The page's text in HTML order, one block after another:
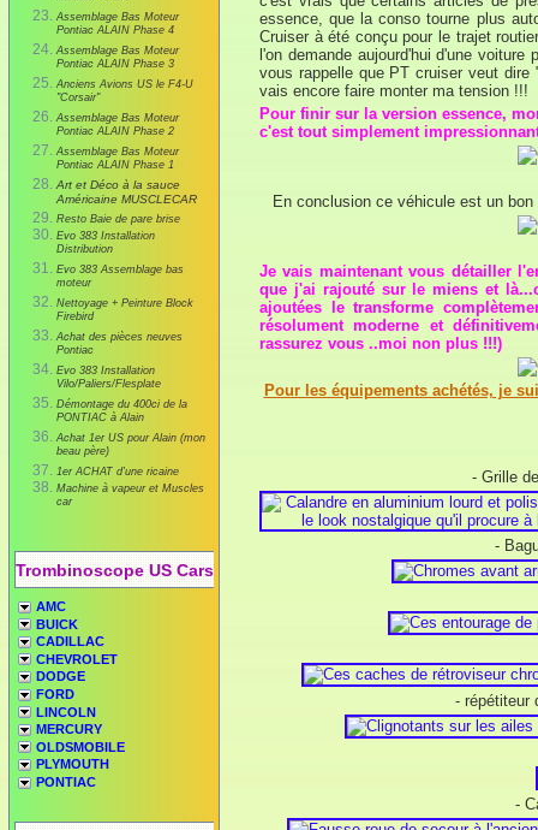
Assemblage Bas Moteur
Pontiac ALAIN Phase 4
Assemblage Bas Moteur
Pontiac ALAIN Phase 3
Anciens Avions US le F4-U
"Corsair"
Assemblage Bas Moteur
Pontiac ALAIN Phase 2
Assemblage Bas Moteur
Pontiac ALAIN Phase 1
Art et Déco à la sauce
Américaine MUSCLECAR
Resto Baie de pare brise
Evo 383 Installation
Distribution
Evo 383 Assemblage bas
moteur
Nettoyage + Peinture Block
Firebird
Achat des pièces neuves
Pontiac
Evo 383 Installation
Vilo/Paliers/Flesplate
Démontage du 400ci de la
PONTIAC à Alain
Achat 1er US pour Alain (mon
beau père)
1er ACHAT d'une ricaine
Machine à vapeur et Muscles
car
Trombinoscope US Cars
AMC
BUICK
CADILLAC
CHEVROLET
DODGE
FORD
LINCOLN
MERCURY
OLDSMOBILE
PLYMOUTH
PONTIAC
essence, que la conso tourne plus
Cruiser à été conçu pour le trajet
l'on demande aujourd'hui d'une
vous rappelle que PT cruiser veut
vais encore faire monter ma tension !!!
Pour finir sur la version essence,
c'est tout simplement
En conclusion ce véhicule est un
Je vais maintenant vous détailler
que j'ai rajouté sur le miens et
ajoutées le transforme
résolument moderne et
rassurez vous ..moi non plus !!!)
Pour les équipements achétés, je
- Grille
-
- répétiteur
-